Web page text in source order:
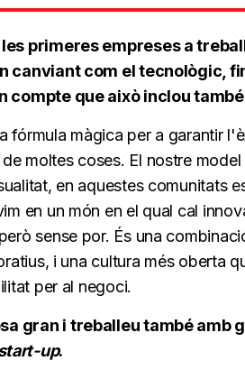
primeres empreses a
canviant com el tecnològic,
compte que això inclou
fórmula màgica per a garantir
moltes coses. El nostre
en aquestes comunitats
en un món en el qual cal
sense por. És una
i una cultura més oberta
per al negoci.
gran i treballeu també amb
up.